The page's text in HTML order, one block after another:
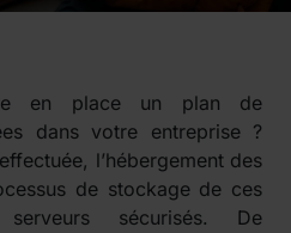
en place un plan de
dans votre entreprise ?
l’hébergement des
de stockage de ces
sécurisés. De